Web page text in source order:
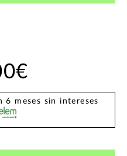
6 meses sin intereses